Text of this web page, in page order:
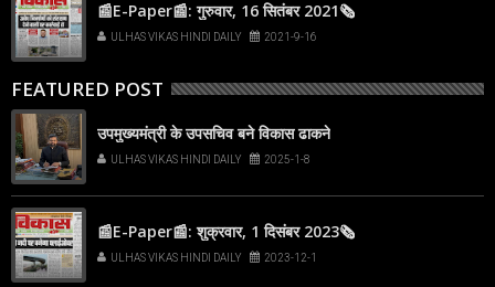
📰E-Paper📰: गुरुवार, 16 सितंबर 2021🗞
ULHAS VIKAS HINDI DAILY 2021-9-16
FEATURED POST
उपमुख्यमंत्री के उपसचिव बने विकास ढाकने
ULHAS VIKAS HINDI DAILY 2025-1-8
📰E-Paper📰: शुक्रवार, 1 दिसंबर 2023🗞
ULHAS VIKAS HINDI DAILY 2023-12-1